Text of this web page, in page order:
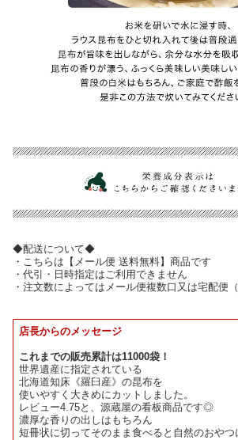
◆配送について◆
・こちらは【メール便 送料無料】商品です
・代引・日時指定はご利用できません
・注文数によってはメール便複数口又は宅配便（
店長からのメッセージ
これまでの販売累計は11000袋！
世界遺産に指定されている
北海道知床《羅臼産》の昆布を
使いやすく大きめにカットしました。
レビュー4.75と、源蔵屋の看板商品です◎
濃厚な香りの出しはもちろん
短冊状に切ってそのまま食べると自然のおやつ